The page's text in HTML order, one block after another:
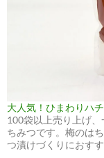
大人気！ひまわりハ
100袋以上売り上げ
ちみつです。梅のは
つ漬けづくりにおす